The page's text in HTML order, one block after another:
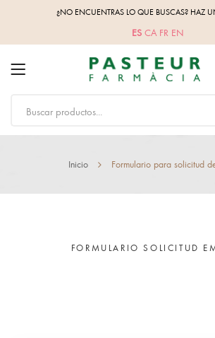
¿NO ENCUENTRAS LO QUE BUSCAS? HAZ
ES CA FR EN
Inicio Formulario para solicitud
FORMULARIO SOLICITUD